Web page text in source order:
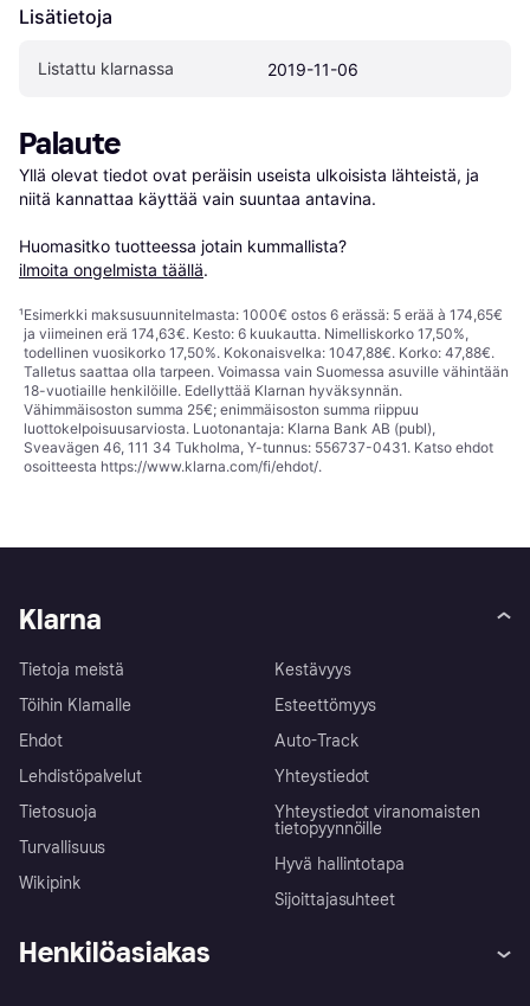
Lisätietoja
Listattu klarnassa 2019-11-06
Palaute
Yllä olevat tiedot ovat peräisin useista ulkoisista lähteistä, ja
niitä kannattaa käyttää vain suuntaa antavina.
Huomasitko tuotteessa jotain kummallista?
ilmoita ongelmista täällä.
¹Esimerkki maksusuunnitelmasta: 1000€ ostos 6 erässä: 5 erää à 174,65€
ja viimeinen erä 174,63€. Kesto: 6 kuukautta. Nimelliskorko 17,50%,
todellinen vuosikorko 17,50%. Kokonaisvelka: 1047,88€. Korko: 47,88€.
Talletus saattaa olla tarpeen. Voimassa vain Suomessa asuville vähintään
18-vuotiaille henkilöille. Edellyttää Klarnan hyväksynnän.
Vähimmäisoston summa 25€; enimmäisoston summa riippuu
luottokelpoisuusarviosta. Luotonantaja: Klarna Bank AB (publ),
Sveavägen 46, 111 34 Tukholma, Y-tunnus: 556737-0431. Katso ehdot
osoitteesta https://www.klarna.com/fi/ehdot/.
Klarna
Tietoja meistä
Töihin Klarnalle
Ehdot
Lehdistöpalvelut
Tietosuoja
Turvallisuus
Wikipink
Kestävyys
Esteettömyys
Auto-Track
Yhteystiedot
Yhteystiedot viranomaisten
tietopyynnöille
Hyvä hallintotapa
Sijoittajasuhteet
Henkilöasiakas